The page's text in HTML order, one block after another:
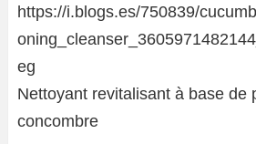
Nettoyant revitalisant à base de
concombre